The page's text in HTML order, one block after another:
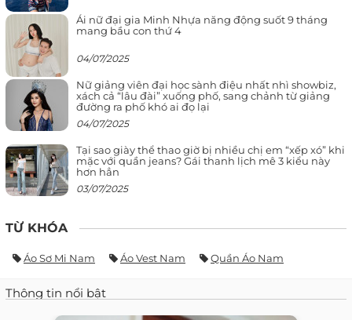
Ái nữ đại gia Minh Nhựa năng động suốt 9 tháng
mang bầu con thứ 4
04/07/2025
Nữ giảng viên đại học sành điệu nhất nhì showbiz,
xách cả “lâu đài” xuống phố, sang chảnh từ giảng
đường ra phố khó ai đọ lại
04/07/2025
Tại sao giày thể thao giờ bị nhiều chị em “xếp xó” khi
mặc với quần jeans? Gái thanh lịch mê 3 kiểu này
hơn hẳn
03/07/2025
TỪ KHÓA
Áo Sơ Mi Nam Áo Vest Nam Quần Áo Nam
Thông tin nổi bật